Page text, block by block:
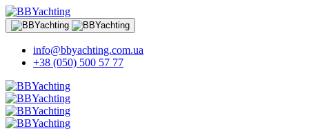
info@bbyachting.com.ua
+38 (050) 500 57 77